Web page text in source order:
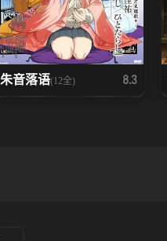
朱音落语(12全) 8.3